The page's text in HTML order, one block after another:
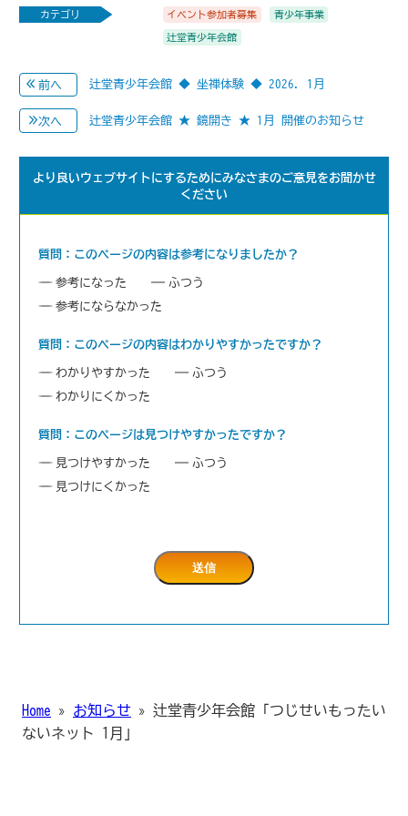
カテゴリ イベント参加者募集 青少年事業
辻堂青少年会館
前へ 辻堂青少年会館 ◆ 坐禅体験 ◆ 2026. 1月
次へ 辻堂青少年会館 ★ 鏡開き ★ 1月 開催のお知らせ
より良いウェブサイトにするためにみなさまのご意見をお聞かせ
ください
質問：このページの内容は参考になりましたか？
参考になった
ふつう
参考にならなかった
質問：このページの内容はわかりやすかったですか？
わかりやすかった
ふつう
わかりにくかった
質問：このページは見つけやすかったですか？
見つけやすかった
ふつう
見つけにくかった
Home » お知らせ » 辻堂青少年会館「つじせいもったい
ないネット 1月」